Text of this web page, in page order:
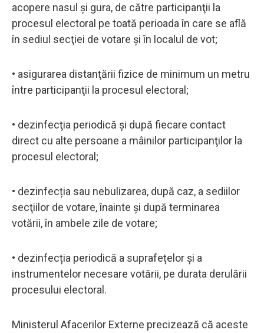
acopere nasul şi gura, de către participanţii la
procesul electoral pe toată perioada în care se află
în sediul secţiei de votare şi în localul de vot;
• asigurarea distanţării fizice de minimum un metru
între participanţii la procesul electoral;
• dezinfecţia periodică şi după fiecare contact
direct cu alte persoane a mâinilor participanţilor la
procesul electoral;
• dezinfecția sau nebulizarea, după caz, a sediilor
secţiilor de votare, înainte și după terminarea
votării, în ambele zile de votare;
• dezinfecția periodică a suprafețelor și a
instrumentelor necesare votării, pe durata derulării
procesului electoral.
Ministerul Afacerilor Externe precizează că aceste